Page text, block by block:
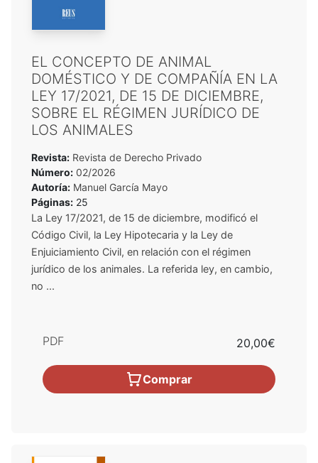
EL CONCEPTO DE ANIMAL
DOMÉSTICO Y DE COMPAÑÍA EN LA
LEY 17/2021, DE 15 DE DICIEMBRE,
SOBRE EL RÉGIMEN JURÍDICO DE
LOS ANIMALES
Revista: Revista de Derecho Privado
Número: 02/2026
Autoría: Manuel García Mayo
Páginas: 25
La Ley 17/2021, de 15 de diciembre, modificó el
Código Civil, la Ley Hipotecaria y la Ley de
Enjuiciamiento Civil, en relación con el régimen
jurídico de los animales. La referida ley, en cambio,
no ...
PDF 20,00€
Comprar